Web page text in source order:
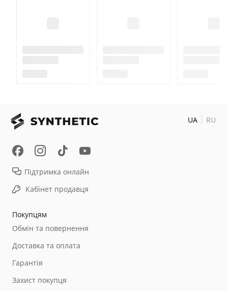
Покупцям
Обмін та повернення
Доставка та оплата
Гарантія
Захист покупця
Підтримка онлайн
Кабінет продавця
UA RU